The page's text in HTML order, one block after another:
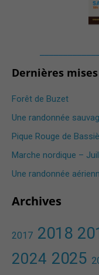
Dernières
Forêt de Buzet
Une randonnée
Pique Rouge de
Marche nordique –
Une randonnée
Archives
2017 2018
2024 2025